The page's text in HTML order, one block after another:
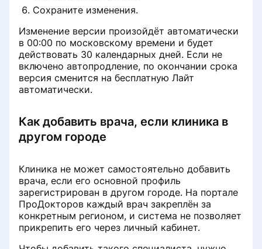
Сохраните изменения.
Изменение версии произойдёт автоматически
в 00:00 по московскому времени и будет
действовать 30 календарных дней. Если не
включено автопродление, по окончании срока
версия сменится на бесплатную Лайт
автоматически.
Как добавить врача, если клиника в
другом городе
Клиника не может самостоятельно добавить
врача, если его основной профиль
зарегистрирован в другом городе. На портале
ПроДокторов каждый врач закреплён за
конкретным регионом, и система не позволяет
прикрепить его через личный кабинет.